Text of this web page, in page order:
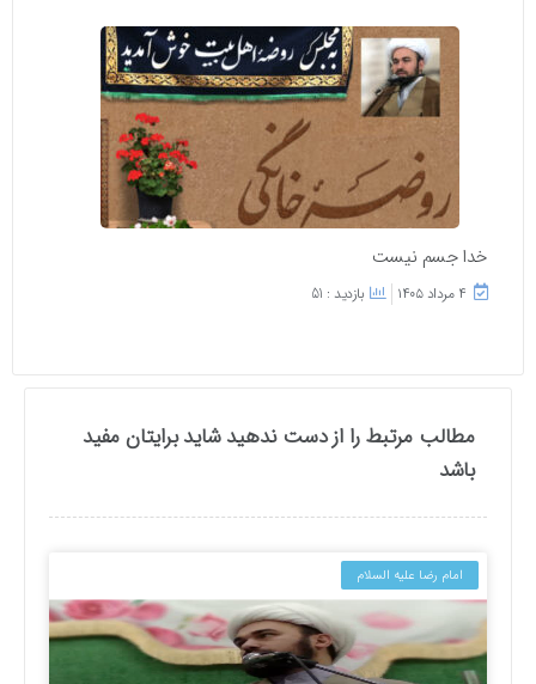
خدا جسم نیست
۴ مرداد ۱۴۰۵ بازدید : 51
مطالب مرتبط را از دست ندهید شاید برایتان مفید
باشد
امام رضا علیه السلام